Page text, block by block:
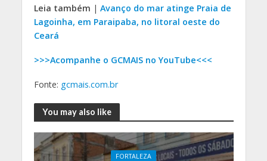
Leia também | Avanço do mar atinge Praia de
Lagoinha, em Paraipaba, no litoral oeste do
Ceará
>>>Acompanhe o GCMAIS no YouTube<<<
Fonte: gcmais.com.br
You may also like
FORTALEZA